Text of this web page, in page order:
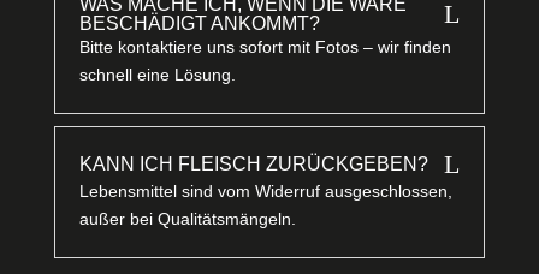
BESCHÄDIGT ANKOMMT?
L
Bitte kontaktiere uns sofort mit Fotos – wir finden
schnell eine Lösung.
KANN ICH FLEISCH ZURÜCKGEBEN? L
Lebensmittel sind vom Widerruf ausgeschlossen,
außer bei Qualitätsmängeln.